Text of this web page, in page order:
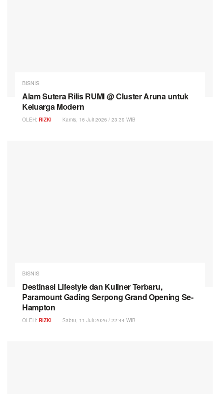
BISNIS
Alam Sutera Rilis RUMI @ Cluster Aruna untuk
Keluarga Modern
OLEH: RIZKI Kamis, 16 Juli 2026 / 23:39 WIB
BISNIS
Destinasi Lifestyle dan Kuliner Terbaru,
Paramount Gading Serpong Grand Opening Se-
Hampton
OLEH: RIZKI Sabtu, 11 Juli 2026 / 22:44 WIB